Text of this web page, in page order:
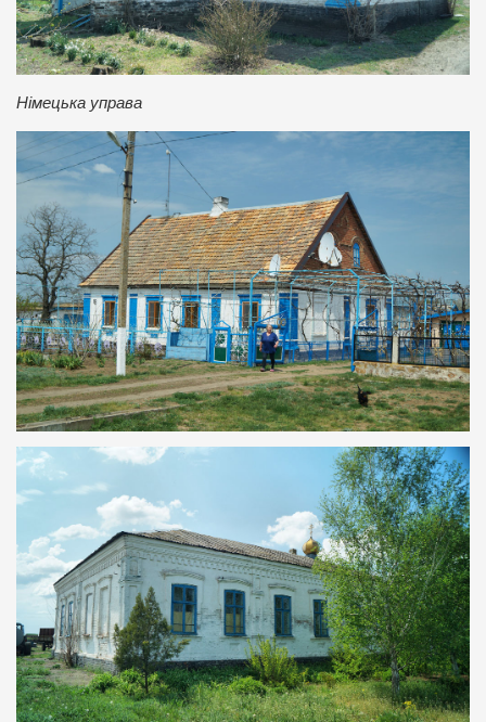
Німецька управа